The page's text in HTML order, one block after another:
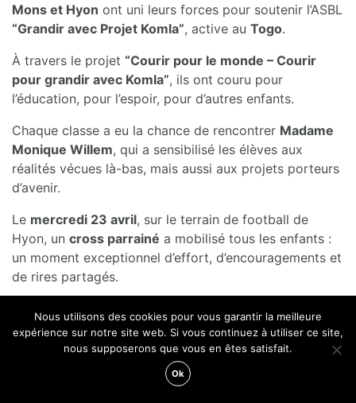
Mons et Hyon ont uni leurs forces pour soutenir l’ASBL
“Grandir avec Projet Komla”, active au Togo.
À travers le projet “Courir pour le monde – Courir
pour grandir avec Komla”, ils ont couru pour
l’éducation, pour l’espoir, pour d’autres enfants.
Chaque classe a eu la chance de rencontrer Madame
Monique Willem, qui a sensibilisé les élèves aux
réalités vécues là-bas, mais aussi aux projets porteurs
d’avenir.
Le mercredi 23 avril, sur le terrain de football de
Hyon, un cross parrainé a mobilisé tous les enfants :
un moment exceptionnel d’effort, d’encouragements et
de rires partagés.
Le résultat ?
Un élan de solidarité extraordinaire :
plus de 7.500 euros récoltés!
Nous utilisons des cookies pour vous garantir la meilleure
expérience sur notre site web. Si vous continuez à utiliser ce site,
nous supposerons que vous en êtes satisfait.
Ok